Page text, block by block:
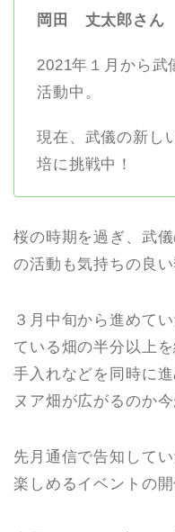
岡田 丈太郎さん
2021年１月から武
活動中。
現在、武儀の新し
培に挑戦中！
桜の時期を過ぎ、武
の活動も気持ちの良
３月中旬から進めて
ている畑の半分以上
手入れなどを同時に
ヌア畑が広がるのか
先月通信で告知して
楽しめるイベントの